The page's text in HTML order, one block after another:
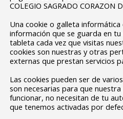
su CV a empresas del
datos?
están legitimados
COLEGIO SAGRADO CORAZON
Una cookie o galleta
información que se guarda en
tableta cada vez que visitas
cookies son nuestras y otras
externas que prestan servicios
Las cookies pueden ser de
son necesarias para que
funcionar, no necesitan de tu
que tenemos activadas por